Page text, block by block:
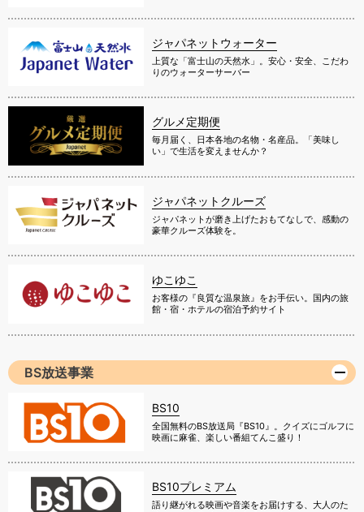
ジャパネットウォーター
上質な「富士山の天然水」。安心・安全、こだわ
りのウォーターサーバー
グルメ定期便
毎月届く、日本各地の名物・名産品。「美味し
い」で生活を変えませんか？
ジャパネットクルーズ
ジャパネットが磨き上げたおもてなしで、感動の
豪華クルーズ体験を。
ゆこゆこ
お客様の『良質な温泉旅』をお手伝い。国内の旅
館・宿・ホテルの宿泊予約サイト
BS放送事業
BS10
全国無料のBS放送局『BS10』。クイズにゴルフに
映画に麻雀、楽しい番組てんこ盛り！
BS10プレミアム
語り継がれる映画や音楽をお届けする、大人のた